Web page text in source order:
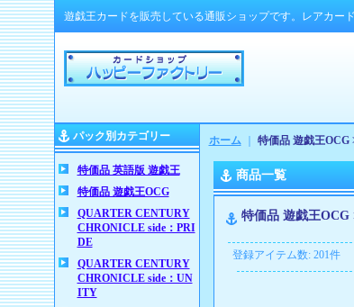
遊戯王カードを販売している通販ショップです。レアカー
パック別カテゴリー
特価品 英語版 遊戯王
特価品 遊戯王OCG
QUARTER CENTURY
CHRONICLE side：PRI
DE
QUARTER CENTURY
CHRONICLE side：UN
ITY
ホーム｜ 特価品 遊戯王OCG
商品一覧
特価品 遊戯王OCG
登録アイテム数:201件